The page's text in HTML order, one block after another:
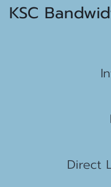
KSC
Direct